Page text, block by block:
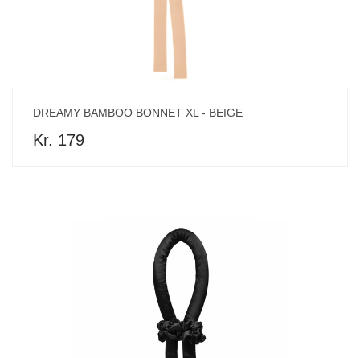
DREAMY BAMBOO BONNET XL - BEIGE
Kr. 179